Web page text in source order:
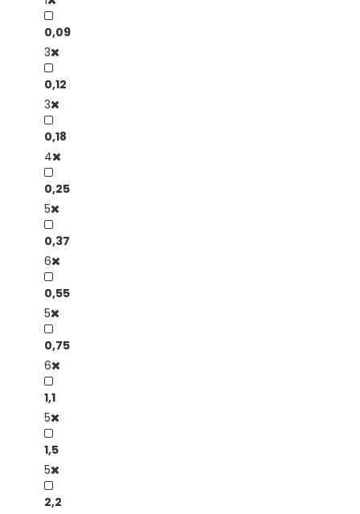
0,09
3
0,12
3
0,18
4
0,25
5
0,37
6
0,55
5
0,75
6
1,1
5
1,5
5
2,2